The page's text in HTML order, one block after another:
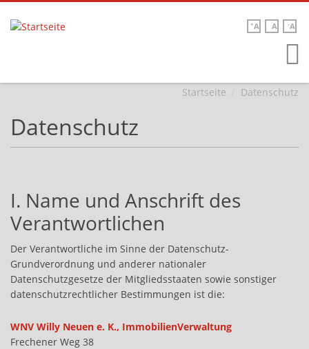
-A
A
+A

Startseite Datenschutz
Datenschutz
I. Name und Anschrift des
Verantwortlichen
Der Verantwortliche im Sinne der Datenschutz-
Grundverordnung und anderer nationaler
Datenschutzgesetze der Mitgliedsstaaten sowie sonstiger
datenschutzrechtlicher Bestimmungen ist die:
WNV Willy Neuen e. K., ImmobilienVerwaltung
Frechener Weg 38